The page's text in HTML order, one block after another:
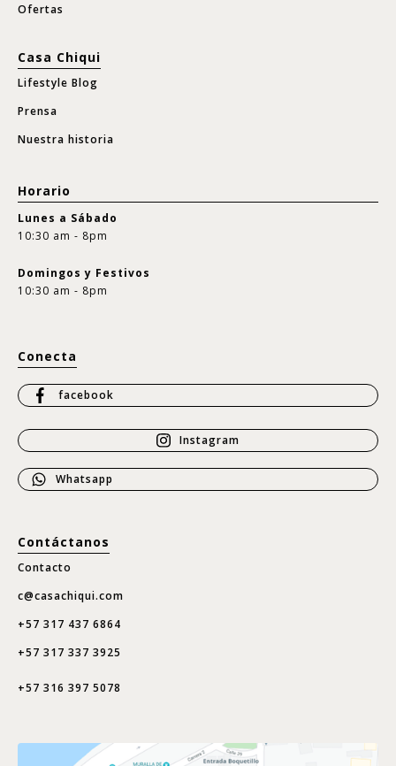
Ofertas
Casa Chiqui
Lifestyle Blog
Prensa
Nuestra historia
Horario
Lunes a Sábado
10:30 am - 8pm
Domingos y Festivos
10:30 am - 8pm
Conecta
facebook
Instagram
Whatsapp
Contáctanos
Contacto
c@casachiqui.com
+57 317 437 6864
+57 317 337 3925
+57 316 397 5078